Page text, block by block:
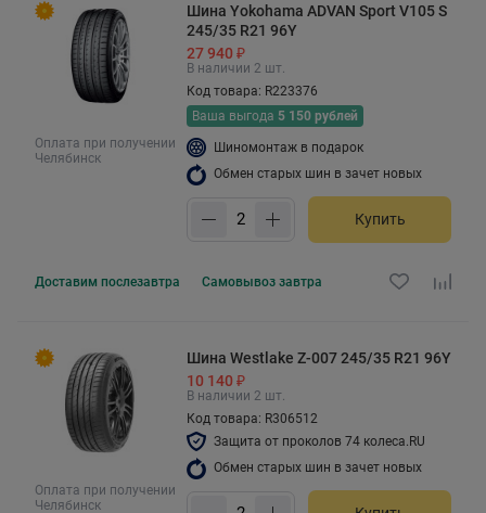
Оплата при получении
Челябинск
Шина Yokohama ADVAN Sport V105 S
245/35 R21 96Y
27 940 ₽
В наличии 2 шт.
Код товара: R223376
Ваша выгода 5 150 рублей
Шиномонтаж в подарок
Обмен старых шин в зачет новых
Купить
Доставим послезавтра Самовывоз завтра
Оплата при получении
Челябинск
Шина Westlake Z-007 245/35 R21 96Y
10 140 ₽
В наличии 2 шт.
Код товара: R306512
Защита от проколов 74 колеса.RU
Обмен старых шин в зачет новых